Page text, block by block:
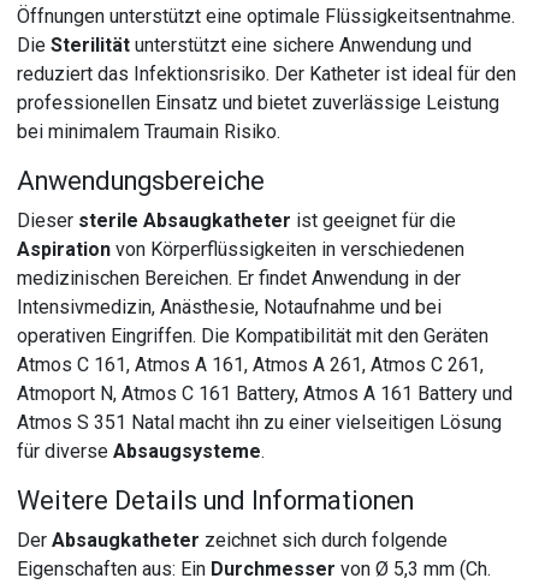
Öffnungen unterstützt eine optimale Flüssigkeitsentnahme.
DieSterilität unterstützt eine sichere Anwendung und
reduziert das Infektionsrisiko. Der Katheter ist ideal für den
professionellen Einsatz und bietet zuverlässige Leistung
bei minimalem Traumain Risiko.
Anwendungsbereiche
Dieser sterile Absaugkatheter ist geeignet für die
Aspiration von Körperflüssigkeiten in verschiedenen
medizinischen Bereichen. Er findet Anwendung in der
Intensivmedizin, Anästhesie, Notaufnahme und bei
operativen Eingriffen. Die Kompatibilität mit den Geräten
Atmos C 161, Atmos A 161, Atmos A 261, Atmos C 261,
Atmoport N, Atmos C 161 Battery, Atmos A 161 Battery und
Atmos S 351 Natal macht ihn zu einer vielseitigen Lösung
für diverseAbsaugsysteme.
Weitere Details und Informationen
DerAbsaugkatheter zeichnet sich durch folgende
Eigenschaften aus: Ein Durchmesser von Ø 5,3 mm (Ch.